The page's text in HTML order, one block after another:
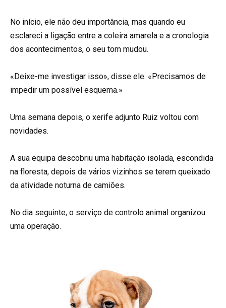
No início, ele não deu importância, mas quando eu
esclareci a ligação entre a coleira amarela e a cronologia
dos acontecimentos, o seu tom mudou.
«Deixe-me investigar isso», disse ele. «Precisamos de
impedir um possível esquema.»
Uma semana depois, o xerife adjunto Ruiz voltou com
novidades.
A sua equipa descobriu uma habitação isolada, escondida
na floresta, depois de vários vizinhos se terem queixado
da atividade noturna de camiões.
No dia seguinte, o serviço de controlo animal organizou
uma operação.